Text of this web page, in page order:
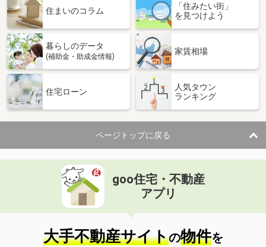
価 格
4,550万円
栃木県宇都宮市元今泉２丁目
専有面積 75.62m²
間取り
栃木県下野市祇園２丁目
1,890万円
住 所
栃木県下野市祇園２丁目
専有面積 96.01m²
間取り
4LDK
栃木県宇都宮市元今泉２丁目
価 格
4,550万円
住 所
栃木県宇都宮市元今泉２丁目
専有面積 75.62m²
間取り
3LDK
住まいのコラム
「住みたい街」
を見つけよう
暮らしのデータ
(補助金・助成金情報)
家賃相場
住宅ローン
人気タウン
ランキング
ページトップに戻る
goo住宅・不動産
アプリ
大手不動産サイトの物件を